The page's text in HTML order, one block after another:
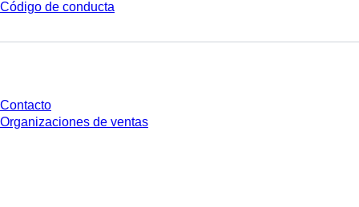
Código de conducta
Contacto
Organizaciones de ventas